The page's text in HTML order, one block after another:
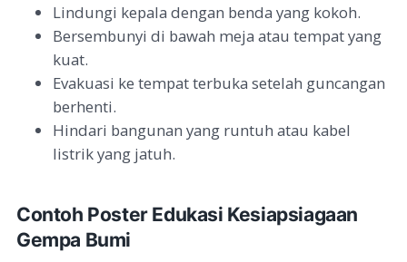
Lindungi kepala dengan benda yang kokoh.
Bersembunyi di bawah meja atau tempat yang
kuat.
Evakuasi ke tempat terbuka setelah guncangan
berhenti.
Hindari bangunan yang runtuh atau kabel
listrik yang jatuh.
Contoh Poster Edukasi Kesiapsiagaan
Gempa Bumi